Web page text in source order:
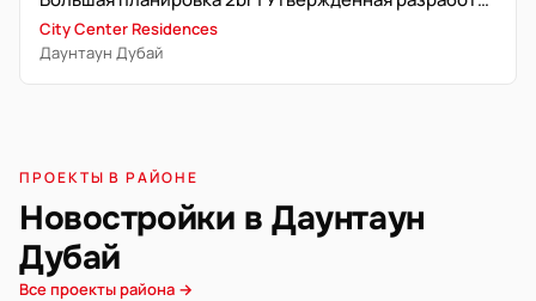
City Center Residences
Даунтаун Дубай
ПРОЕКТЫ В РАЙОНЕ
Новостройки в Даунтаун
Дубай
Все проекты района →